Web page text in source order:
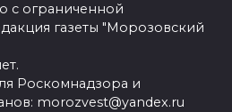
с ограниченной
газеты "Морозовский
Роскомнадзора и
morozvest@yandex.ru